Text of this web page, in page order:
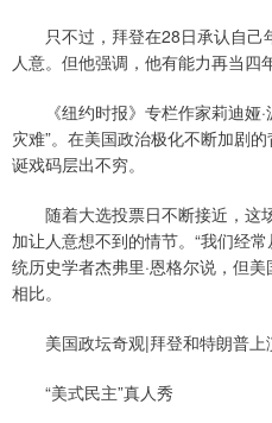
只不过，拜登在28日承认自己
人意。但他强调，他有能力再当四
《纽约时报》专栏作家莉迪娅·
灾难”。在美国政治极化不断加剧
诞戏码层出不穷。
随着大选投票日不断接近，这
加让人意想不到的情节。“我们经
统历史学者杰弗里·恩格尔说，但
相比。
美国政坛奇观|拜登和特朗普上
“美式民主”真人秀